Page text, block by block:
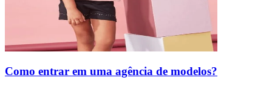
Como entrar em uma agência de modelos?